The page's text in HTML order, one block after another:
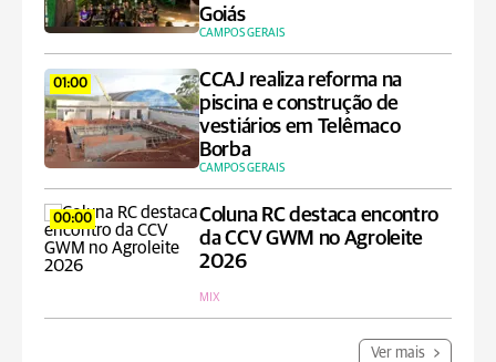
Goiás
CAMPOS GERAIS
01:00
CCAJ realiza reforma na
piscina e construção de
vestiários em Telêmaco
Borba
CAMPOS GERAIS
00:00
Coluna RC destaca encontro
da CCV GWM no Agroleite
2026
MIX
Ver mais